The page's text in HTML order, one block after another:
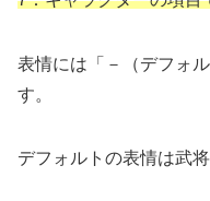
表情には「－（デフォ
す。
デフォルトの表情は武